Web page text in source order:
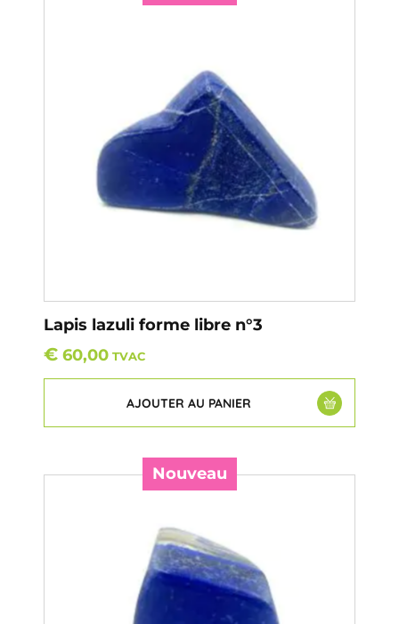
Lapis lazuli forme libre n°3
€60,00TVAC
AJOUTER AU PANIER
Nouveau